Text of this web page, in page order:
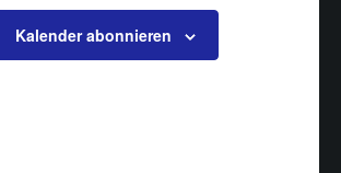
Kalender abonnieren